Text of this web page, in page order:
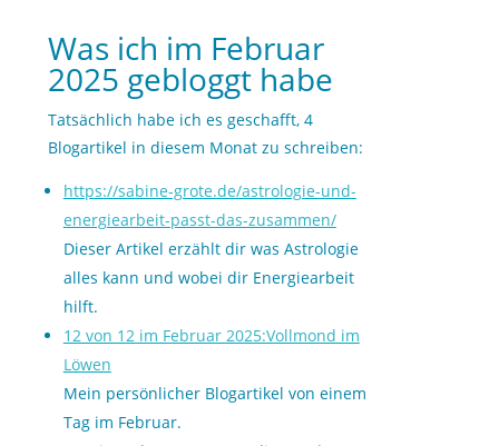
Was ich im Februar
2025 gebloggt habe
Tatsächlich habe ich es geschafft, 4
Blogartikel in diesem Monat zu schreiben:
https://sabine-grote.de/astrologie-und-
energiearbeit-passt-das-zusammen/
Dieser Artikel erzählt dir was Astrologie
alles kann und wobei dir Energiearbeit
hilft.
12 von 12 im Februar 2025:Vollmond im
Löwen
Mein persönlicher Blogartikel von einem
Tag im Februar.